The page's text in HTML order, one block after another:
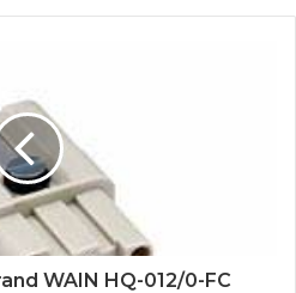
WAIN HQ-012/0-FC